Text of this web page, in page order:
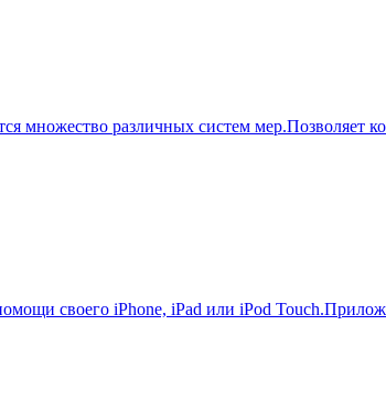
множество различных систем мер.Позволяет
своего iPhone, iPad или iPod